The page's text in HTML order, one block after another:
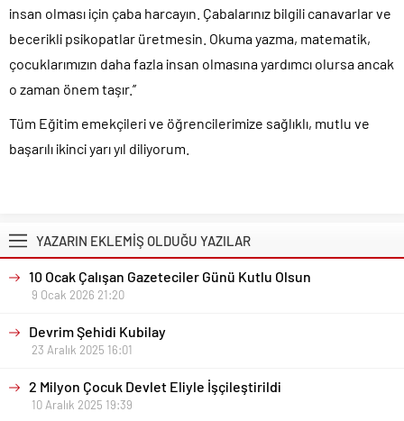
insan olması için çaba harcayın. Çabalarınız bilgili canavarlar ve
becerikli psikopatlar üretmesin. Okuma yazma, matematik,
çocuklarımızın daha fazla insan olmasına yardımcı olursa ancak
o zaman önem taşır.’’
Tüm Eğitim emekçileri ve öğrencilerimize sağlıklı, mutlu ve
başarılı ikinci yarı yıl diliyorum.
YAZARIN EKLEMİŞ OLDUĞU YAZILAR
10 Ocak Çalışan Gazeteciler Günü Kutlu Olsun
9 Ocak 2026 21:20
Devrim Şehidi Kubilay
23 Aralık 2025 16:01
2 Milyon Çocuk Devlet Eliyle İşçileştirildi
10 Aralık 2025 19:39